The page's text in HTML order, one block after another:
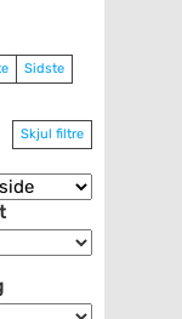
Sidste
Skjul filtre